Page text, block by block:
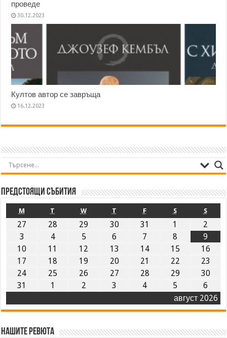
проведе
30.12.2023
Култов автор се завръща
16.12.2023
Предстоящи събития
август 2026
M T W T F S S
27 28 29 30 31 1
2
3
4 5 6 7 8
9
10
11 12 13 14 15
16
17
18 19 20 21 22
23
24
25 26 27 28 29
30
31
1 2 3 4 5 6
Нашите ревюта